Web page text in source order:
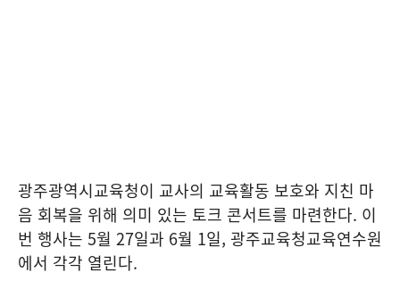
광주광역시교육청이 교사의 교육활동 보호와 지친 마
음 회복을 위해 의미 있는 토크 콘서트를 마련한다. 이
번 행사는 5월 27일과 6월 1일, 광주교육청교육연수원
에서 각각 열린다.